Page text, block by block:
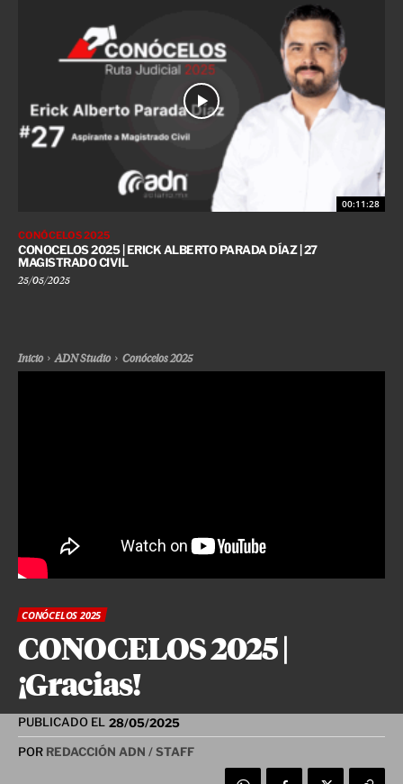
00:11:28
CONÓCELOS 2025
CONOCELOS 2025 | ERICK ALBERTO PARADA DÍAZ | 27
MAGISTRADO CIVIL
25/05/2025